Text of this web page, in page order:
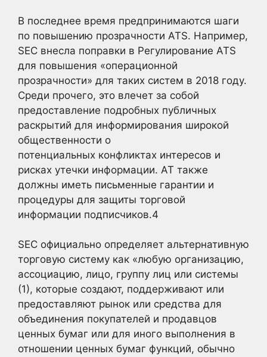
В последнее время предпринимаются шаги
по повышению прозрачности ATS. Например,
SEC внесла поправки в Регулирование ATS
для повышения «операционной
прозрачности» для таких систем в 2018 году.
Среди прочего, это влечет за собой
предоставление подробных публичных
раскрытий для информирования широкой
общественности о
потенциальных конфликтах интересов и
рисках утечки информации. AT также
должны иметь письменные гарантии и
процедуры для защиты торговой
информации подписчиков.4
SEC официально определяет альтернативную
торговую систему как «любую организацию,
ассоциацию, лицо, группу лиц или системы
(1), которые создают, поддерживают или
предоставляют рынок или средства для
объединения покупателей и продавцов
ценных бумаг или для иного выполнения в
отношении ценных бумаг функций, обычно